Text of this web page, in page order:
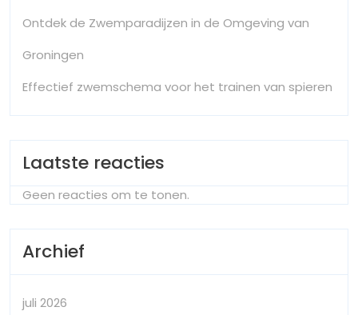
Ontdek de Zwemparadijzen in de Omgeving van
Groningen
Effectief zwemschema voor het trainen van spieren
Laatste reacties
Geen reacties om te tonen.
Archief
juli 2026